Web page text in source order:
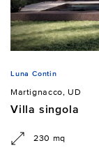
Luna Contin
Martignacco, UD
Villa singola
230 mq